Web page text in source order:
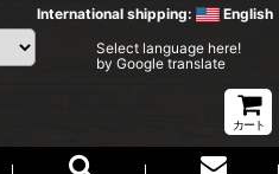
International shipping: English
Select language here!
by Google translate
カート